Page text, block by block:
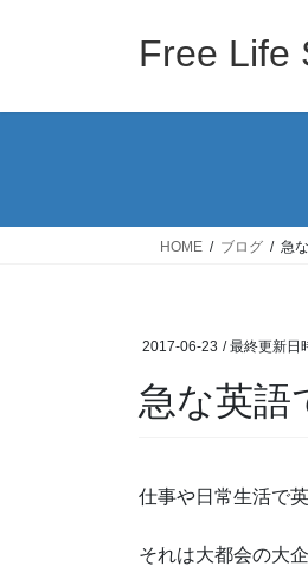
Free Life
HOME ブログ 急
2017-06-23 / 最終更新日
急な英語
仕事や日常生活で
それは大都会の大